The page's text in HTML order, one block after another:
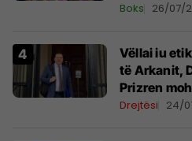
Boks 26/07/
Vëllai iu
të Arkanit,
Prizren
Drejtësi 24/